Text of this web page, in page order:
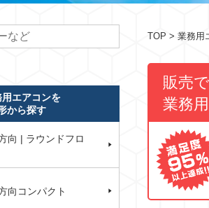
TOP > 業務用
販売で
業務
用エアコンを
から探す
向 | ラウンドフロ
向コンパクト